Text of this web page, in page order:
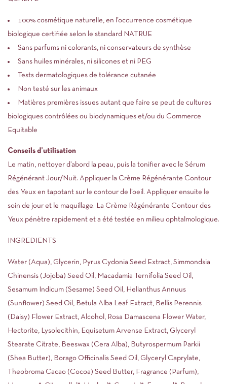
100% cosmétique naturelle, en l’occurrence cosmétique
biologique certifiée selon le standard NATRUE
Sans parfums ni colorants, ni conservateurs de synthèse
Sans huiles minérales, ni silicones et ni PEG
Tests dermatologiques de tolérance cutanée
Non testé sur les animaux
Matières premières issues autant que faire se peut de cultures
biologiques contrôlées ou biodynamiques et/ou du Commerce
Equitable
Conseils d’utilisation
Le matin, nettoyer d’abord la peau, puis la tonifier avec le Sérum
Régénérant Jour/Nuit. Appliquer la Crème Régénérante Contour
des Yeux en tapotant sur le contour de l’oeil. Appliquer ensuite le
soin de jour et le maquillage. La Crème Régénérante Contour des
Yeux pénètre rapidement et a été testée en milieu ophtalmologique.
INGREDIENTS
Water (Aqua), Glycerin, Pyrus Cydonia Seed Extract, Simmondsia
Chinensis (Jojoba) Seed Oil, Macadamia Ternifolia Seed Oil,
Sesamum Indicum (Sesame) Seed Oil, Helianthus Annuus
(Sunflower) Seed Oil, Betula Alba Leaf Extract, Bellis Perennis
(Daisy) Flower Extract, Alcohol, Rosa Damascena Flower Water,
Hectorite, Lysolecithin, Equisetum Arvense Extract, Glyceryl
Stearate Citrate, Beeswax (Cera Alba), Butyrospermum Parkii
(Shea Butter), Borago Officinalis Seed Oil, Glyceryl Caprylate,
Theobroma Cacao (Cocoa) Seed Butter, Fragrance (Parfum),